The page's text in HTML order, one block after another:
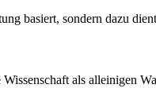
basiert, sondern dazu
als alleinigen